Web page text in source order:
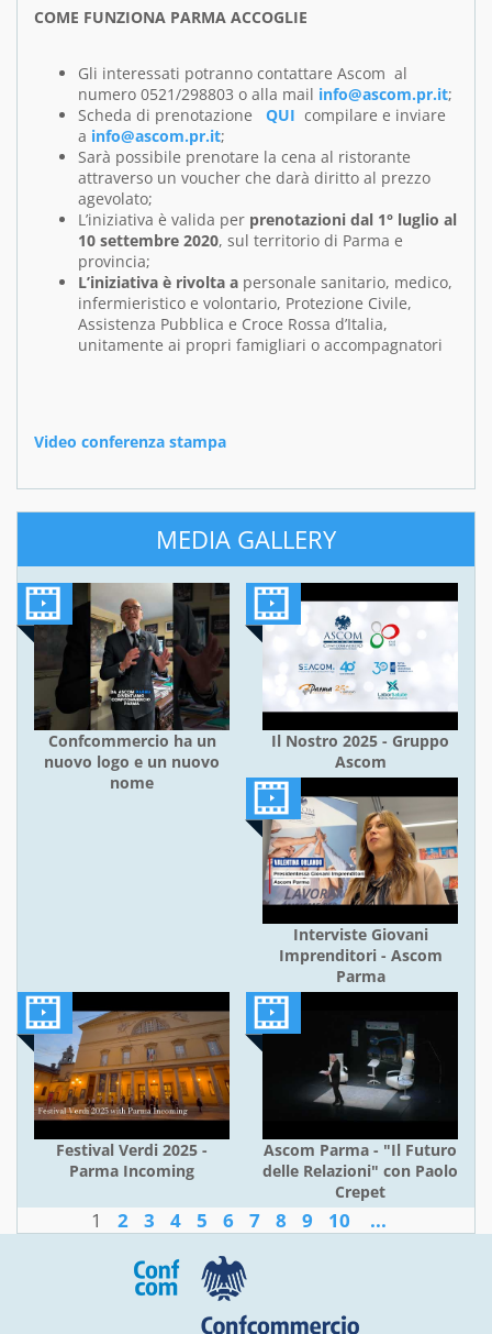
COME FUNZIONA PARMA ACCOGLIE
Gli interessati potranno contattare Ascom al
numero 0521/298803 o alla mail info@ascom.pr.it;
Scheda di prenotazione QUI compilare e inviare
a info@ascom.pr.it;
Sarà possibile prenotare la cena al ristorante
attraverso un voucher che darà diritto al prezzo
agevolato;
L’iniziativa è valida per prenotazioni dal 1° luglio al
10 settembre 2020, sul territorio di Parma e
provincia;
L’iniziativa è rivolta a personale sanitario, medico,
infermieristico e volontario, Protezione Civile,
Assistenza Pubblica e Croce Rossa d’Italia,
unitamente ai propri famigliari o accompagnatori
Video conferenza stampa
MEDIA GALLERY
Confcommercio ha un
nuovo logo e un nuovo
nome
Il Nostro 2025 - Gruppo
Ascom
Interviste Giovani
Imprenditori - Ascom
Parma
Festival Verdi 2025 -
Parma Incoming
Ascom Parma - "Il Futuro
delle Relazioni" con Paolo
Crepet
1 2 3 4 5 6 7 8 9 10 ...